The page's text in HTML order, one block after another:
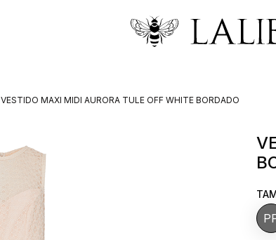
O que você está procurando
VESTIDO MAXI MIDI AURORA TULE OFF WHITE BORDADO